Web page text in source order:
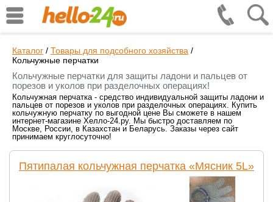
Каталог / Товары для подсобного хозяйства /
Кольчужные перчатки
Кольчужные перчатки для защиты ладони и пальцев от
порезов и уколов при разделочных операциях!
Кольчужная перчатка - средство индивидуальной защиты ладони и
пальцев от порезов и уколов при разделочных операциях. Купить
кольчужную перчатку по выгодной цене Вы сможете в нашем
интернет-магазине Хелло-24.ру. Мы быстро доставляем по
Москве, России, в Казахстан и Беларусь. Заказы через сайт
принимаем круглосуточно!
Пятипалая кольчужная перчатка «Мясник 5L»